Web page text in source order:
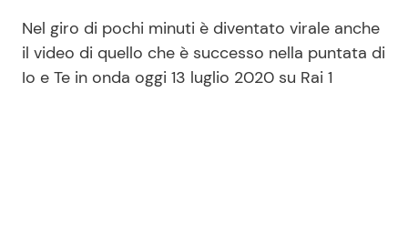
Nel giro di pochi minuti è diventato virale anche
il video di quello che è successo nella puntata di
Io e Te in onda oggi 13 luglio 2020 su Rai 1